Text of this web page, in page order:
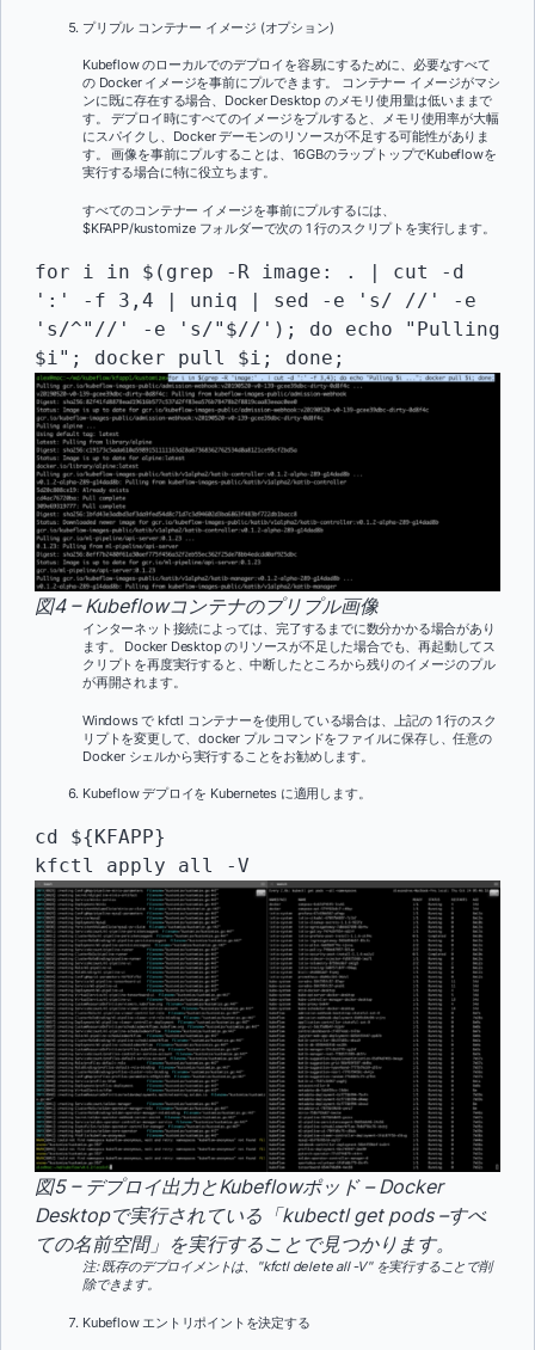
プリプル コンテナー イメージ (オプション)
Kubeflow のローカルでのデプロイを容易にするために、必要なすべて
の Docker イメージを事前にプルできます。 コンテナー イメージがマシ
ンに既に存在する場合、Docker Desktop のメモリ使用量は低いままで
す。 デプロイ時にすべてのイメージをプルすると、メモリ使用率が大幅
にスパイクし、Docker デーモンのリソースが不足する可能性がありま
す。 画像を事前にプルすることは、16GBのラップトップでKubeflowを
実行する場合に特に役立ちます。
すべてのコンテナー イメージを事前にプルするには、
$KFAPP/kustomize フォルダーで次の 1 行のスクリプトを実行します。
for i in $(grep -R image: . | cut -d
':' -f 3,4 | uniq | sed -e 's/ //' -e
's/^"//' -e 's/"$//'); do echo "Pulling
$i"; docker pull $i; done;
図4 – Kubeflowコンテナのプリプル画像
インターネット接続によっては、完了するまでに数分かかる場合があり
ます。 Docker Desktop のリソースが不足した場合でも、再起動してス
クリプトを再度実行すると、中断したところから残りのイメージのプル
が再開されます。
Windows で kfctl コンテナーを使用している場合は、上記の 1 行のスク
リプトを変更して、docker プル コマンドをファイルに保存し、任意の
Docker シェルから実行することをお勧めします。
Kubeflow デプロイを Kubernetes に適用します。
cd ${KFAPP}
kfctl apply all -V
図5 – デプロイ出力とKubeflowポッド – Docker
Desktopで実行されている「kubectl get pods –すべ
ての名前空間」を実行することで見つかります。
注: 既存のデプロイメントは、"kfctl delete all -V" を実行することで削
除できます。
Kubeflow エントリポイントを決定する